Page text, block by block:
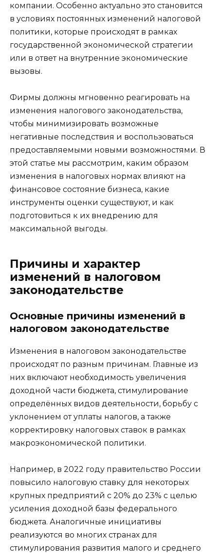
компании. Особенно актуально это становится
в условиях постоянных изменений налоговой
политики, которые происходят в рамках
государственной экономической стратегии
или в ответ на внутренние экономические
вызовы.
Фирмы должны мгновенно реагировать на
изменения налогового законодательства,
чтобы минимизировать возможные
негативные последствия и воспользоваться
предоставляемыми новыми возможностями. В
этой статье мы рассмотрим, каким образом
изменения в налоговых нормах влияют на
финансовое состояние бизнеса, какие
инструменты оценки существуют, и как
подготовиться к их внедрению для
максимальной выгоды.
Причины и характер
изменений в налоговом
законодательстве
Основные причины изменений в
налоговом законодательстве
Изменения в налоговом законодательстве
происходят по разным причинам. Главные из
них включают необходимость увеличения
доходной части бюджета, стимулирование
определённых видов деятельности, борьбу с
уклонением от уплаты налогов, а также
корректировку налоговых ставок в рамках
макроэкономической политики.
Например, в 2022 году правительство России
повысило налоговую ставку для некоторых
крупных предприятий с 20% до 23% с целью
усиления доходной базы федерального
бюджета. Аналогичные инициативы
реализуются во многих странах для
стимулирования развития малого и среднего